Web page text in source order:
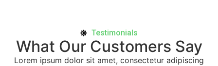
Testimonials
What Our Customers Say
Lorem ipsum dolor sit amet, consectetur adipiscing